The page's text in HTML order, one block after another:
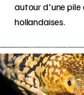
autour d'une pile
hollandaises.